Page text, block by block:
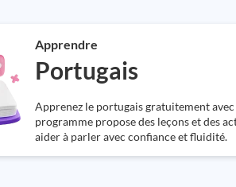
Apprendre
Portugais
Apprenez le portugais gratuitement
programme propose des leçons et des
aider à parler avec confiance et fluidité.